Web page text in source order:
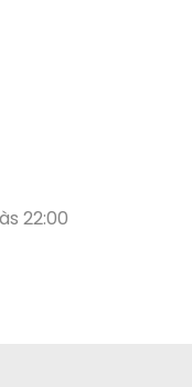
22:00